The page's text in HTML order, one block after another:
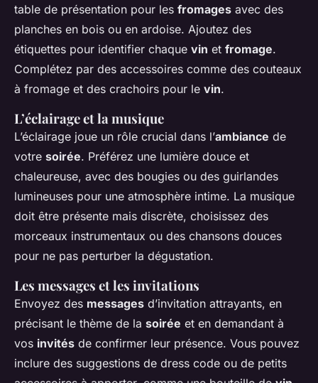
table de présentation pour les fromages avec des
planches en bois ou en ardoise. Ajoutez des
étiquettes pour identifier chaque vin et fromage.
Complétez par des accessoires comme des couteaux
à fromage et des crachoirs pour le vin.
L’éclairage et la musique
L’éclairage joue un rôle crucial dans l’ambiance de
votre soirée. Préférez une lumière douce et
chaleureuse, avec des bougies ou des guirlandes
lumineuses pour une atmosphère intime. La musique
doit être présente mais discrète, choisissez des
morceaux instrumentaux ou des chansons douces
pour ne pas perturber la dégustation.
Les messages et les invitations
Envoyez des messages d’invitation attrayants, en
précisant le thème de la soirée et en demandant à
vos invités de confirmer leur présence. Vous pouvez
inclure des suggestions de dress code ou de petits